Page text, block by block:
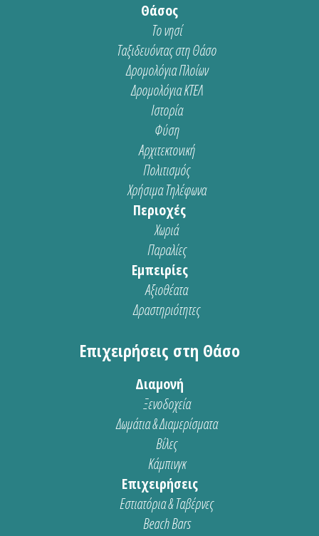
Θάσος
Το νησί
Ταξιδευόντας στη Θάσο
Δρομολόγια Πλοίων
Δρομολόγια ΚΤΕΛ
Ιστορία
Φύση
Αρχιτεκτονική
Πολιτισμός
Χρήσιμα Τηλέφωνα
Περιοχές
Χωριά
Παραλίες
Εμπειρίες
Αξιοθέατα
Δραστηριότητες
Επιχειρήσεις στη Θάσο
Διαμονή
Ξενοδοχεία
Δωμάτια & Διαμερίσματα
Βίλες
Κάμπινγκ
Επιχειρήσεις
Εστιατόρια & Ταβέρνες
Beach Bars